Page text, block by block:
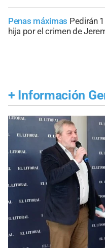
Penas máximas Pedirán
hija por el crimen de
+ Información